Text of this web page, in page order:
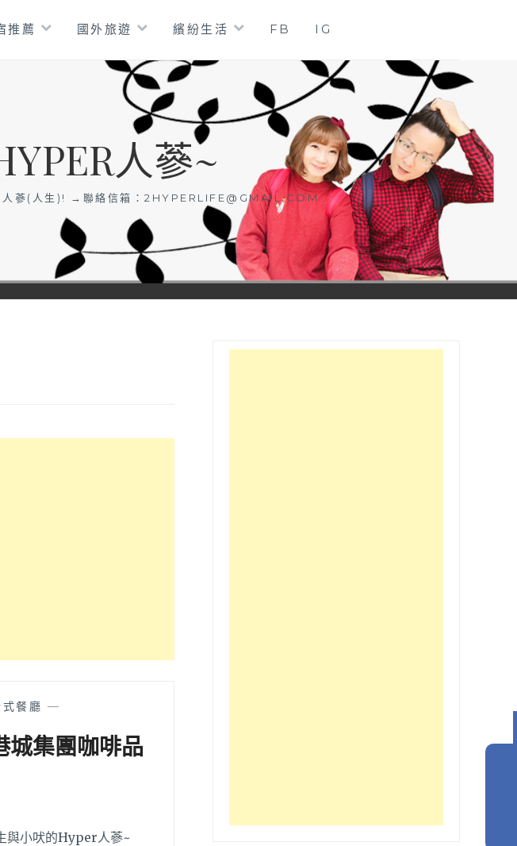
推薦 國外旅遊 繽紛生活 FB IG
人蔘~
蔘(人生)! →聯絡信箱： 2HYPERLIFE@GMAIL.COM
餐廳 —
城集團咖啡品